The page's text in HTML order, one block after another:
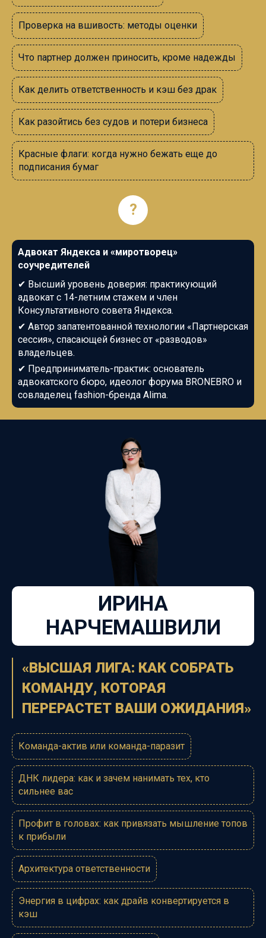
Проверка на вшивость: методы оценки
Что партнер должен приносить, кроме надежды
Как делить ответственность и кэш без драк
Как разойтись без судов и потери бизнеса
Красные флаги: когда нужно бежать еще до
подписания бумаг
?
Адвокат Яндекса и «миротворец»
соучредителей
✔ Высший уровень доверия: практикующий
адвокат с 14-летним стажем и член
Консультативного совета Яндекса.
✔ Автор запатентованной технологии «Партнерская
сессия», спасающей бизнес от «разводов»
владельцев.
✔ Предприниматель-практик: основатель
адвокатского бюро, идеолог форума BRONEBRO и
совладелец fashion-бренда Alima.
ИРИНА
НАРЧЕМАШВИЛИ
«ВЫСШАЯ ЛИГА: КАК СОБРАТЬ
КОМАНДУ, КОТОРАЯ
ПЕРЕРАСТЕТ ВАШИ ОЖИДАНИЯ»
Команда-актив или команда-паразит
ДНК лидера: как и зачем нанимать тех, кто
сильнее вас
Профит в головах: как привязать мышление топов
к прибыли
Архитектура ответственности
Энергия в цифрах: как драйв конвертируется в
кэш